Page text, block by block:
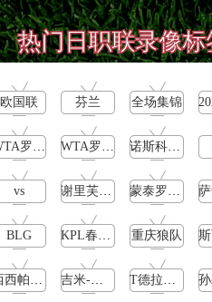
热门日职联录像标
欧国联 芬兰 全场集锦
WTA罗马公开赛女单第4轮 WTA罗马大师赛女单第3轮 诺斯科娃vs郑钦文
vs 谢里芙vs鲍里妮 蒙泰罗vs凯茨曼诺维奇
BLG KPL春季赛季后赛败者组决赛 重庆狼队
西西帕斯vs施特鲁夫 吉米-怀特vs费格雷多 T德拉戈vs沃森